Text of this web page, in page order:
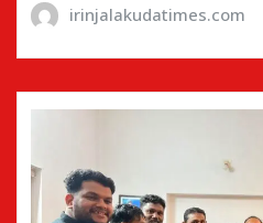
irinjalakudatimes.com